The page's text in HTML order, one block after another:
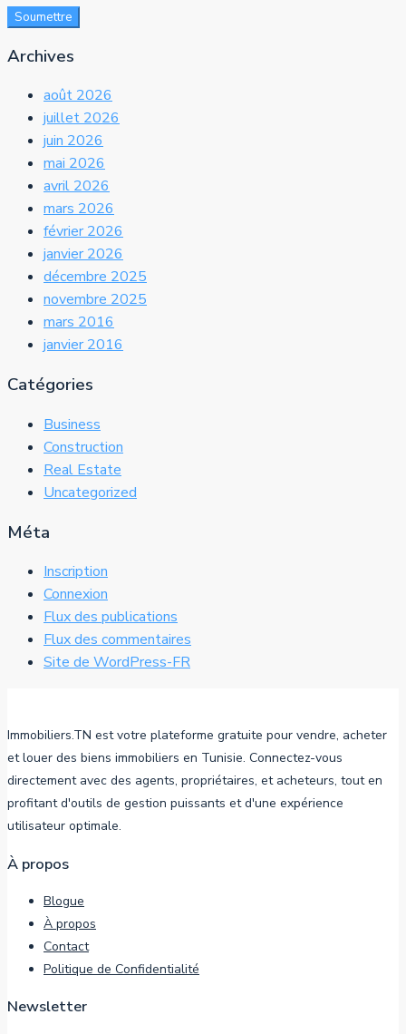
Soumettre
Archives
août 2026
juillet 2026
juin 2026
mai 2026
avril 2026
mars 2026
février 2026
janvier 2026
décembre 2025
novembre 2025
mars 2016
janvier 2016
Catégories
Business
Construction
Real Estate
Uncategorized
Méta
Inscription
Connexion
Flux des publications
Flux des commentaires
Site de WordPress-FR
Immobiliers.TN est votre plateforme gratuite pour vendre, acheter
et louer des biens immobiliers en Tunisie. Connectez-vous
directement avec des agents, propriétaires, et acheteurs, tout en
profitant d'outils de gestion puissants et d'une expérience
utilisateur optimale.
À propos
Blogue
À propos
Contact
Politique de Confidentialité
Newsletter